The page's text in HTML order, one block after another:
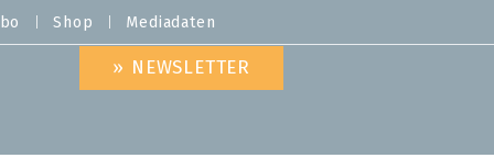
Shop Mediadaten
» NEWSLETTER